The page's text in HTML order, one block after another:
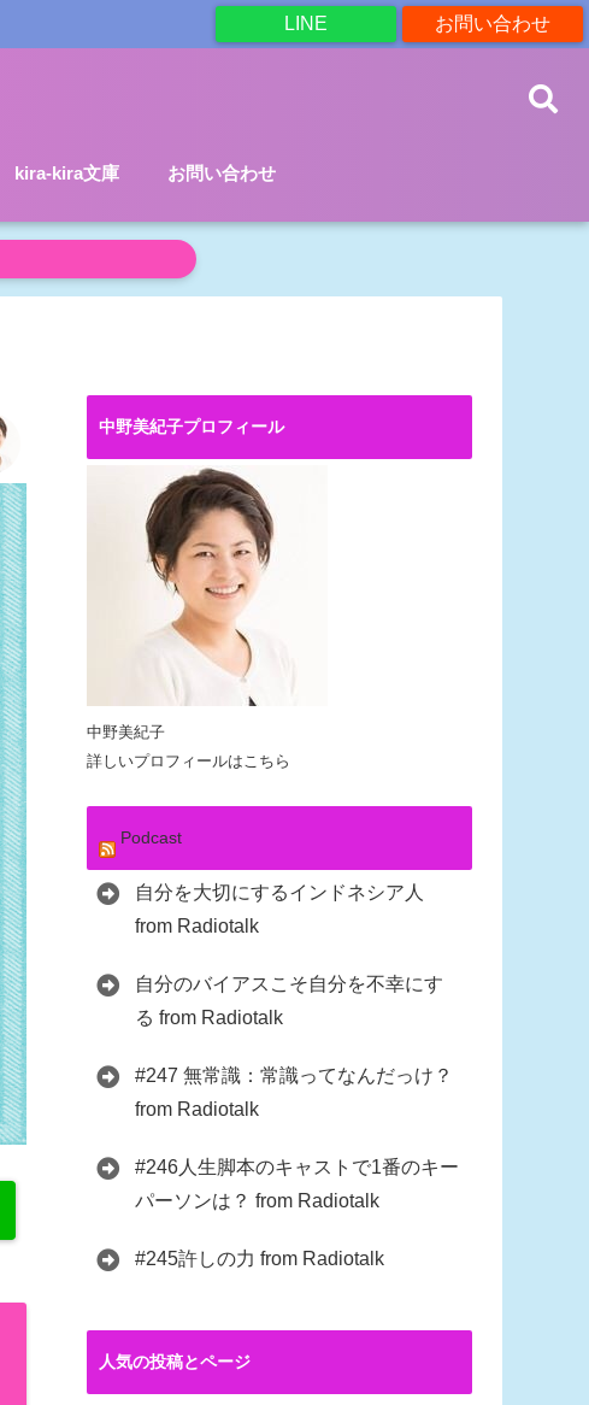
お問い合わせ
LINE
kira-kira文庫 お問い合わせ
中野美紀子プロフィール
中野美紀子
詳しいプロフィールはこちら
Podcast
自分を大切にするインドネシア人
from Radiotalk
自分のバイアスこそ自分を不幸にす
る from Radiotalk
#247 無常識：常識ってなんだっけ？
from Radiotalk
#246人生脚本のキャストで1番のキー
パーソンは？ from Radiotalk
#245許しの力 from Radiotalk
人気の投稿とページ